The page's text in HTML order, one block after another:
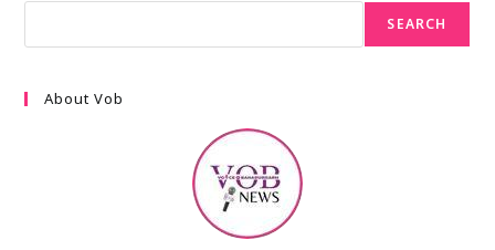
SEARCH
About Vob